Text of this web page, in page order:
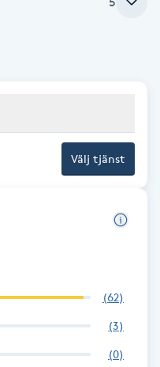
Välj tjänst
(62)
(3)
(0)